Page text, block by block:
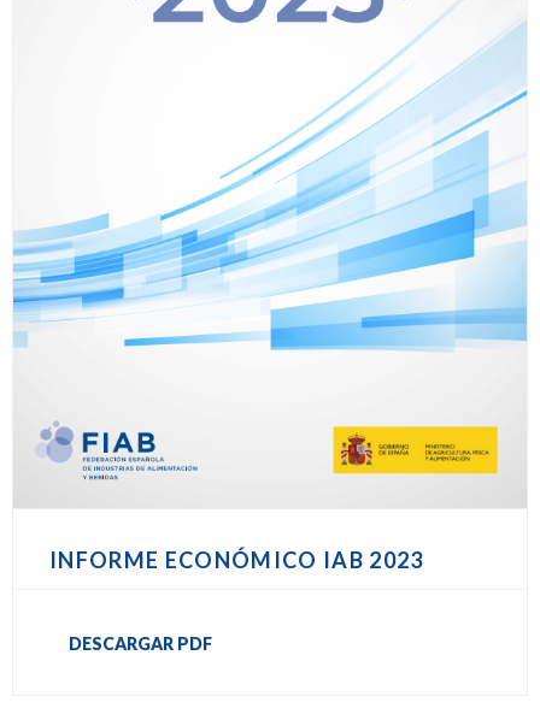
INFORME ECONÓMICO IAB 2023
DESCARGAR PDF